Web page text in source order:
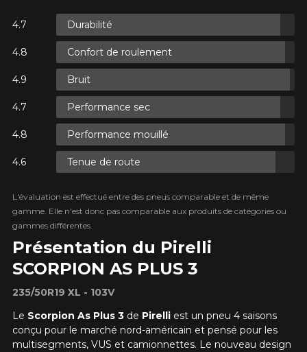
Présentation du Pirelli
SCORPION AS PLUS 3
235/50R19 XL - 103V
Le Scorpion As Plus 3de Pirelliest un pneu 4 saisons
conçu pour le marché nord-américain et pensé pour les
multisegments, VUS et camionnettes. Le nouveau design
Durabilité
Confort de roulement
Bruit
Performance sec
Performance mouillé
Tenue de route
L'évaluation est effectué entre des pneus comparable et de même
gamme. Elle n'est donc pas comparable aux produits de catégories ou
gammes différentes.